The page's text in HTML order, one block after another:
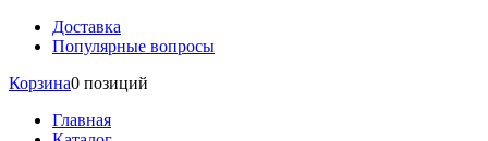
Доставка
Популярные вопросы
Корзина0 позиций
Главная